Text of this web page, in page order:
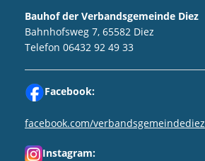
Bauhof der Verbandsgemeinde Diez
Bahnhofsweg 7, 65582 Diez
Telefon 06432 92 49 33
Facebook:
facebook.com/verbandsgemeindediez
Instagram: